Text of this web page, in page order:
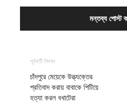
পূর্ববর্তী নিবন্ধ
চাঁদপুরে মেয়েকে উত্ত্যক্তের
প্রতিবাদ করায় বাবাকে পিটিয়ে
হত্যা করল বখাটেরা